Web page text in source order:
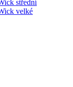
střední
velké